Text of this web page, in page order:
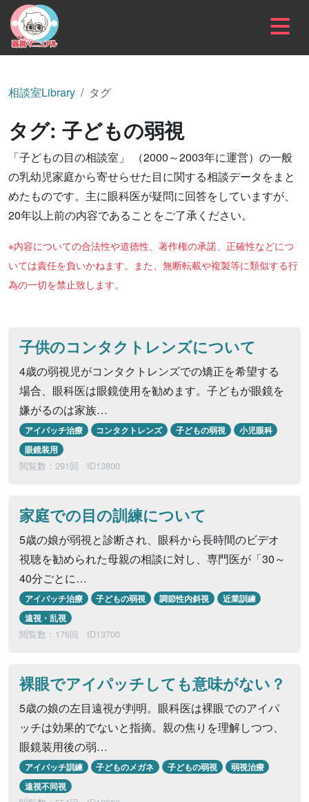
内容をスキップ
相談室Library タグ
タグ: 子どもの弱視
「子どもの目の相談室」 （2000～2003年に運営）の一般
の乳幼児家庭から寄せらせた目に関する相談データをまと
めたものです。主に眼科医が疑問に回答をしていますが、
20年以上前の内容であることをご了承ください。
※内容についての合法性や道徳性、著作権の承諾、正確性などにつ
いては責任を負いかねます。また、無断転載や複製等に類似する行
為の一切を禁止致します。
子供のコンタクトレンズについて
4歳の弱視児がコンタクトレンズでの矯正を希望する
場合、眼科医は眼鏡使用を勧めます。子どもが眼鏡を
嫌がるのは家族…
アイパッチ治療 コンタクトレンズ 子どもの弱視
小児眼科
眼鏡装用
閲覧数：291回 ID13800
家庭での目の訓練について
5歳の娘が弱視と診断され、眼科から長時間のビデオ
視聴を勧められた母親の相談に対し、専門医が「30～
40分ごとに…
アイパッチ治療 子どもの弱視 調節性内斜視
近業訓練
遠視・乱視
閲覧数：176回 ID13700
裸眼でアイパッチしても意味がない？
5歳の娘の左目遠視が判明。眼科医は裸眼でのアイパ
ッチは効果的でないと指摘。親の焦りを理解しつつ、
眼鏡装用後の弱…
アイパッチ訓練 子どものメガネ 子どもの弱視
弱視治療
遠視不同視